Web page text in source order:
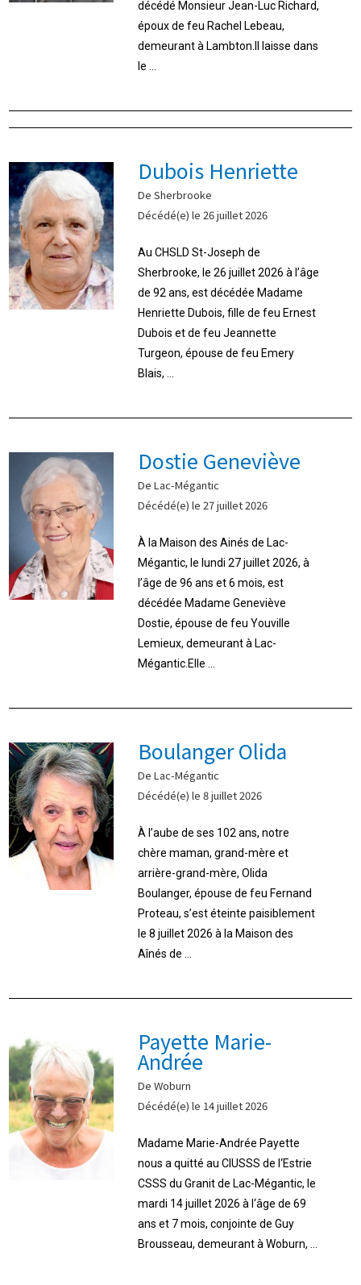
décédé Monsieur Jean-Luc Richard,
époux de feu Rachel Lebeau,
demeurant à Lambton.Il laisse dans
le ...
Dubois Henriette
De Sherbrooke
Décédé(e) le 26 juillet 2026
Au CHSLD St-Joseph de
Sherbrooke, le 26 juillet 2026 à l’âge
de 92 ans, est décédée Madame
Henriette Dubois, fille de feu Ernest
Dubois et de feu Jeannette
Turgeon, épouse de feu Emery
Blais, ...
Dostie Geneviève
De Lac-Mégantic
Décédé(e) le 27 juillet 2026
À la Maison des Ainés de Lac-
Mégantic, le lundi 27 juillet 2026, à
l’âge de 96 ans et 6 mois, est
décédée Madame Geneviève
Dostie, épouse de feu Youville
Lemieux, demeurant à Lac-
Mégantic.Elle ...
Boulanger Olida
De Lac-Mégantic
Décédé(e) le 8 juillet 2026
À l’aube de ses 102 ans, notre
chère maman, grand-mère et
arrière-grand-mère, Olida
Boulanger, épouse de feu Fernand
Proteau, s’est éteinte paisiblement
le 8 juillet 2026 à la Maison des
Aînés de ...
Payette Marie-
Andrée
De Woburn
Décédé(e) le 14 juillet 2026
Madame Marie-Andrée Payette
nous a quitté au CIUSSS de l‘Estrie
CSSS du Granit de Lac-Mégantic, le
mardi 14 juillet 2026 à l‘âge de 69
ans et 7 mois, conjointe de Guy
Brousseau, demeurant à Woburn, ...